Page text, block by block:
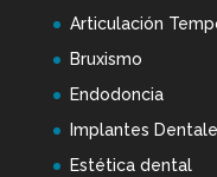
Articulación
Bruxismo
Endodoncia
Implantes
Estética dental